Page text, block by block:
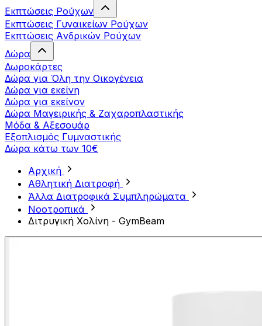
Εκπτώσεις Ρούχων
Εκπτώσεις Γυναικείων Ρούχων
Εκπτώσεις Aνδρικών Ρούχων
Δώρα
Δωροκάρτες
Δώρα για Όλη την Οικογένεια
Δώρα για εκείνη
Δώρα για εκείνον
Δώρα Μαγειρικής & Ζαχαροπλαστικής
Μόδα & Αξεσουάρ
Εξοπλισμός Γυμναστικής
Δώρα κάτω των 10€
Αρχική
Αθλητική Διατροφή
Άλλα Διατροφικά Συμπληρώματα
Νοοτροπικά
Διτρυγική Xολίνη - GymBeam